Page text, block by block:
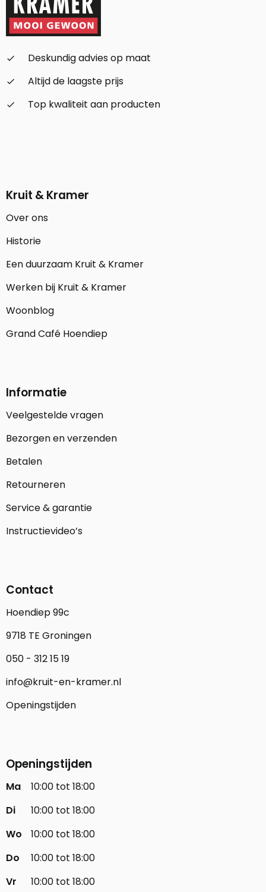
check_small
Deskundig advies op maat
check_small
Altijd de laagste prijs
check_small
Top kwaliteit aan producten
Kruit & Kramer
Over ons
Historie
Een duurzaam Kruit & Kramer
Werken bij Kruit & Kramer
Woonblog
Grand Café Hoendiep
Informatie
Veelgestelde vragen
Bezorgen en verzenden
Betalen
Retourneren
Service & garantie
Instructievideo’s
Contact
Hoendiep 99c
9718 TE Groningen
050 - 312 15 19
info@kruit-en-kramer.nl
Openingstijden
Openingstijden
Ma
10:00 tot 18:00
Di
10:00 tot 18:00
Wo
10:00 tot 18:00
Do
10:00 tot 18:00
Vr
10:00 tot 18:00